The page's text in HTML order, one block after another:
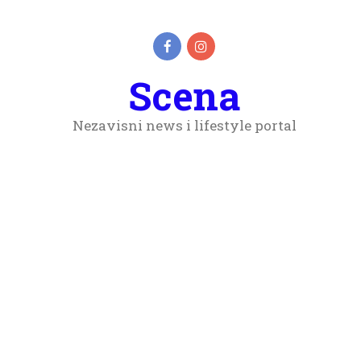
Scena
Nezavisni news i lifestyle portal